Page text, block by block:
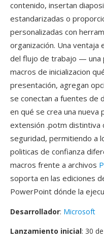
contenido, insertan
estandarizadas o
personalizadas con
organización. Una ventaja
del flujo de trabajo — una
macros de inicializacion
presentación, agregan
se conectan a fuentes de
en qué se crea una nueva
extensión .potm distintiva
seguridad, permitiendo a
politicas de confianza
macros frente a archivos
soporta en las ediciones
PowerPoint dónde la
Desarrollador: Microsoft
Lanzamiento inicial: 30